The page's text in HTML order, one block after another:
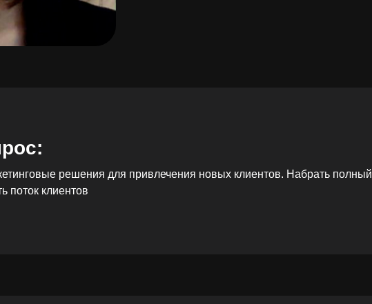
решения для привлечения новых клиентов. Набрать полный
поток клиентов